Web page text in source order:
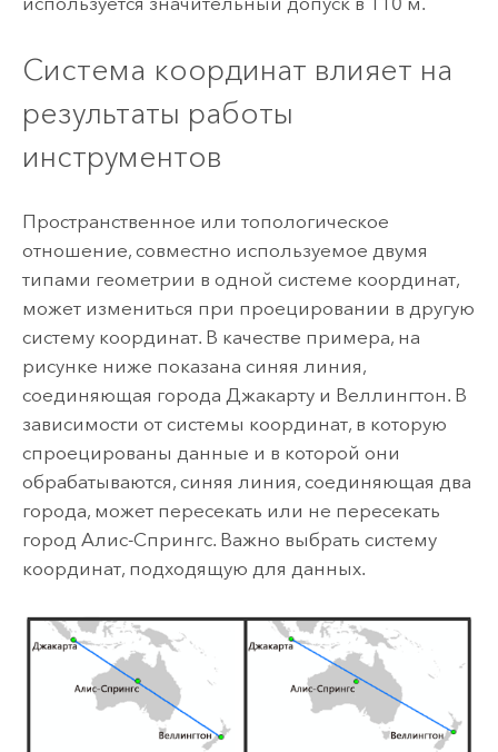
Система координат влияет на
результаты работы
инструментов
Пространственное или топологическое
отношение, совместно используемое двумя
типами геометрии в одной системе координат,
может измениться при проецировании в другую
систему координат. В качестве примера, на
рисунке ниже показана синяя линия,
соединяющая города Джакарту и Веллингтон. В
зависимости от системы координат, в которую
спроецированы данные и в которой они
обрабатываются, синяя линия, соединяющая два
города, может пересекать или не пересекать
город Алис-Спрингс. Важно выбрать систему
координат, подходящую для данных.